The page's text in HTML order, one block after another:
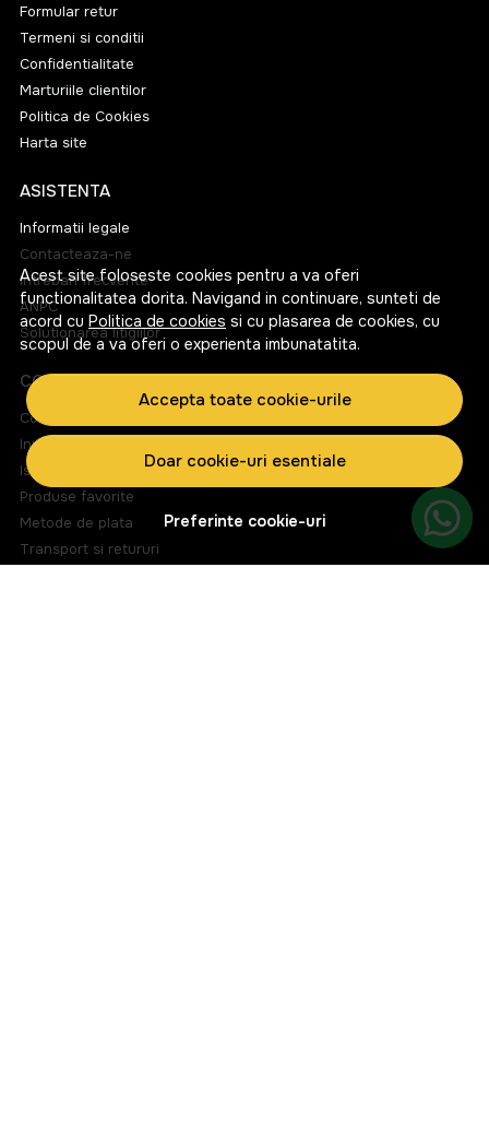
Acest site foloseste cookies pentru a va oferi
functionalitatea dorita. Navigand in continuare, sunteti de
acord cu Politica de cookies si cu plasarea de cookies, cu
scopul de a va oferi o experienta imbunatatita.
Accepta toate cookie-urile
Doar cookie-uri esentiale
Preferinte cookie-uri
Formular retur
Termeni si conditii
Confidentialitate
Marturiile clientilor
Politica de Cookies
Harta site
ASISTENTA
Informatii legale
Contacteaza-ne
Intrebari frecvente
ANPC
Solutionarea litigiilor
CONT CLIENT
Contul meu
Inregistrare
Istoric comenzi
Produse favorite
Metode de plata
Transport si retururi